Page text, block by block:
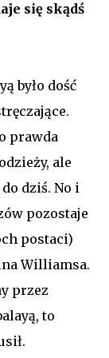
się skądś
było dość
prawda
ale
dziś. No i
pozostaje
postaci)
Williamsa.
przez
to